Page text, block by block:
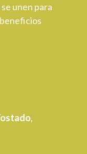
unen para
,